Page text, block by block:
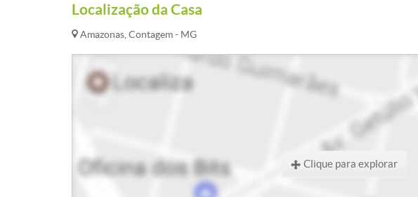
Localização da Casa
Amazonas, Contagem - MG
Clique para explorar